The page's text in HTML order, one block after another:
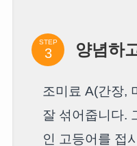
STEP 양념하
조미료 A(간장,
잘 섞어줍니다.
인 고등어를 접